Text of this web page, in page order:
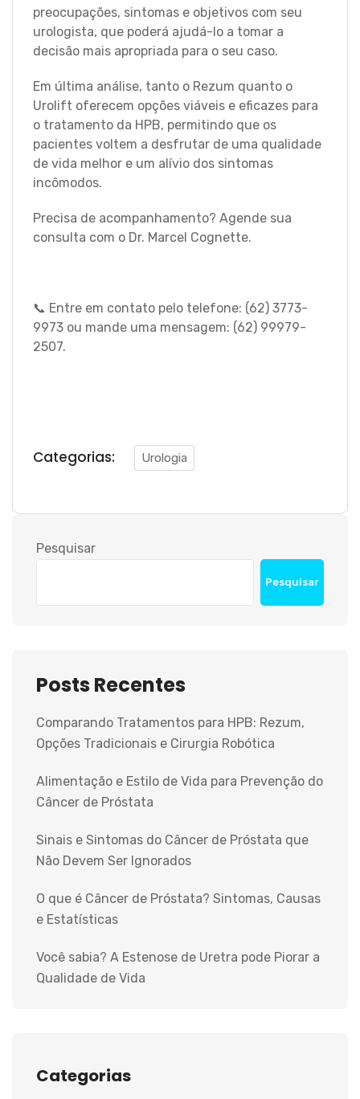
preocupações, sintomas e objetivos com seu
urologista, que poderá ajudá-lo a tomar a
decisão mais apropriada para o seu caso.
Em última análise, tanto o Rezum quanto o
Urolift oferecem opções viáveis e eficazes para
o tratamento da HPB, permitindo que os
pacientes voltem a desfrutar de uma qualidade
de vida melhor e um alívio dos sintomas
incômodos.
Precisa de acompanhamento? Agende sua
consulta com o Dr. Marcel Cognette.
📞 Entre em contato pelo telefone: (62) 3773-
9973 ou mande uma mensagem: (62) 99979-
2507.
Categorias: Urologia
Pesquisar
Pesquisar
Posts Recentes
Comparando Tratamentos para HPB: Rezum,
Opções Tradicionais e Cirurgia Robótica
Alimentação e Estilo de Vida para Prevenção do
Câncer de Próstata
Sinais e Sintomas do Câncer de Próstata que
Não Devem Ser Ignorados
O que é Câncer de Próstata? Sintomas, Causas
e Estatísticas
Você sabia? A Estenose de Uretra pode Piorar a
Qualidade de Vida
Categorias